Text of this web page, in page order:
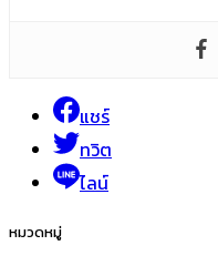
แชร์
ทวิต
ไลน์
หมวดหมู่